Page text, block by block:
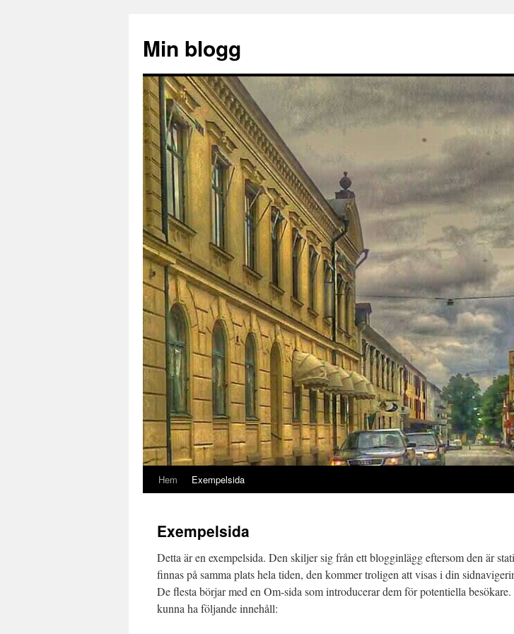
innehåll
Min blogg
Hem Exempelsida
Exempelsida
Detta är en exempelsida. Den skiljer sig från ett blogginlägg eftersom den är
finnas på samma plats hela tiden, den kommer troligen att visas i din
De flesta börjar med en Om-sida som introducerar dem för potentiella
kunna ha följande innehåll: